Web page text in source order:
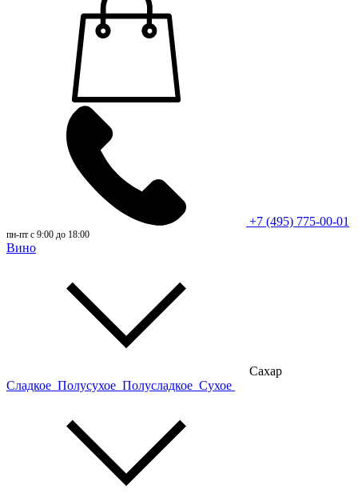
+7 (495) 775-00-01
пн-пт с 9:00 до 18:00
Вино
Сахар
Сладкое Полусухое Полусладкое Сухое